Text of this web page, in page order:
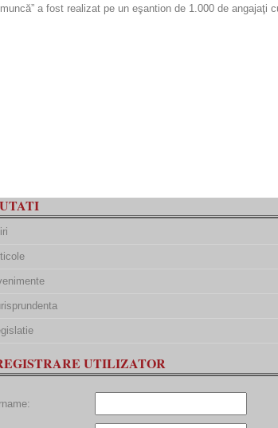
a fost realizat pe un eşantion de 1.000 de
UTILIZATOR